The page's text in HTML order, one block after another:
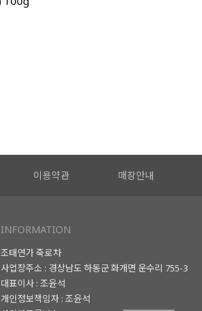
이용약관 매장안내
INFORMATION
조태연가 죽로차
사업장주소 : 경상남도 하동군 화개면 운수리 755-3
대표이사 : 조윤석
개인정보책임자 : 조윤석